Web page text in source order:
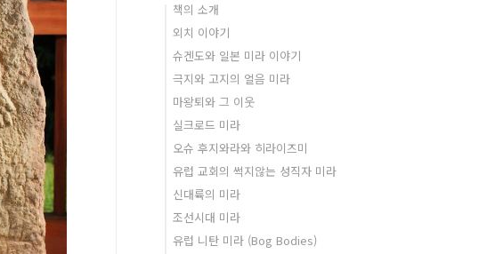
책의 소개
외치 이야기
슈겐도와 일본 미라 이야기
극지와 고지의 얼음 미라
마왕퇴와 그 이웃
실크로드 미라
오슈 후지와라와 히라이즈미
유럽 교회의 썩지않는 성직자 미라
신대륙의 미라
조선시대 미라
유럽 니탄 미라 (Bog Bodies)